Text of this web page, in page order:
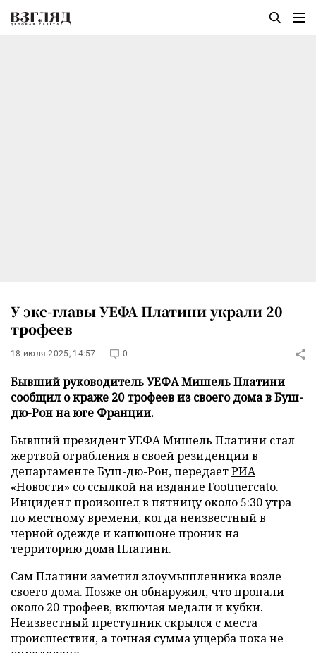
У экс-главы УЕФА Платини украли 20
трофеев
18 июля 2025, 14:57 0
Бывший руководитель УЕФА Мишель Платини
сообщил о краже 20 трофеев из своего дома в Буш-
дю-Рон на юге Франции.
Бывший президент УЕФА Мишель Платини стал
жертвой ограбления в своей резиденции в
департаменте Буш-дю-Рон, передаетРИА
«Новости» со ссылкой на издание Footmercato.
Инцидент произошел в пятницу около 5:30 утра
по местному времени, когда неизвестный в
черной одежде и капюшоне проник на
территорию дома Платини.
Сам Платини заметил злоумышленника возле
своего дома. Позже он обнаружил, что пропали
около 20 трофеев, включая медали и кубки.
Неизвестный преступник скрылся с места
происшествия, а точная сумма ущерба пока не